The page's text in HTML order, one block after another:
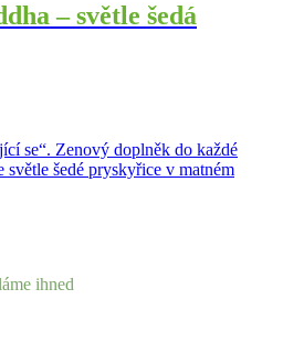
– světle šedá
se“. Zenový doplněk do každé
světle šedé pryskyřice v matném
ihned